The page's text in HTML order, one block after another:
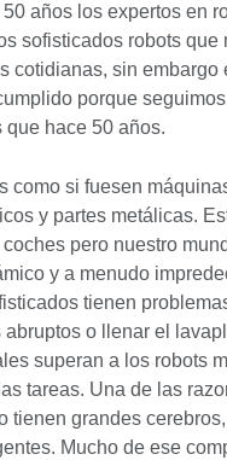
años los expertos en
sofisticados robots que
cotidianas, sin embargo
porque
que hace 50 años.
como si fuesen
y partes metálicas.
pero nuestro
y a menudo
tienen
abruptos o llenar el
superan a los robots
tareas. Una de las
tienen grandes
Mucho de ese